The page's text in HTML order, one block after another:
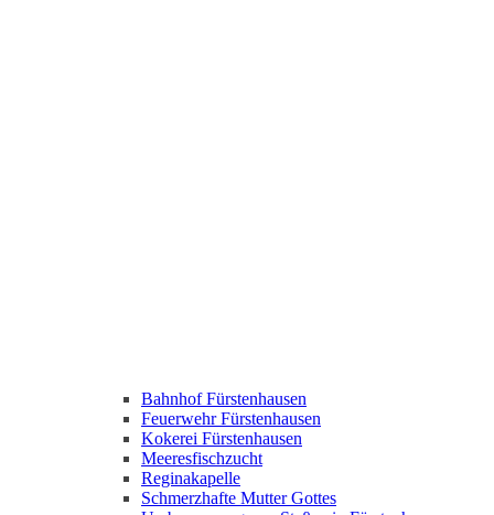
Bahnhof Fürstenhausen
Feuerwehr Fürstenhausen
Kokerei Fürstenhausen
Meeresfischzucht
Reginakapelle
Schmerzhafte Mutter Gottes